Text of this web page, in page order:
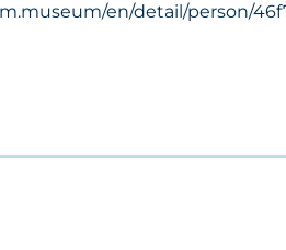
en/detail/person/